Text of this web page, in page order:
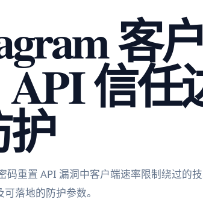
客
信任
码重置 API 漏洞中客户端速率限制绕过的
落地的防护参数。